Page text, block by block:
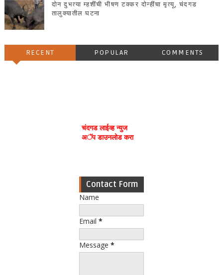
दोन दुभत्या म्हशींची भीषण टक्कर दोन्हींचा मृत्यू, चंदगड
तालुक्यातील घटना
RECENT POPULAR COMMENTS
चंदगड लाईव्ह न्युज
अॅप डाउनलोड करा
Contact Form
Name
Email *
Message *